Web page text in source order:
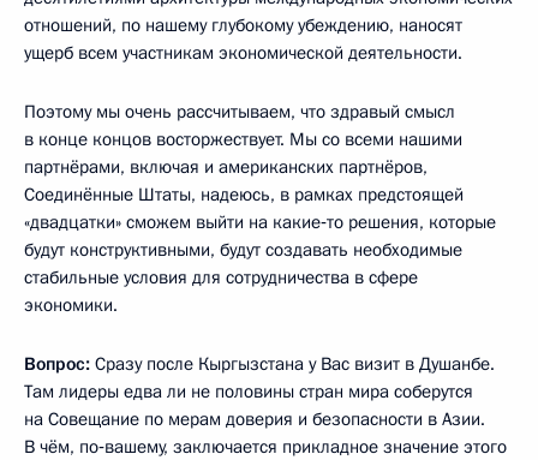
отношений, по нашему глубокому убеждению, наносят
ущерб всем участникам экономической деятельности.
Поэтому мы очень рассчитываем, что здравый смысл
в конце концов восторжествует. Мы со всеми нашими
партнёрами, включая и американских партнёров,
Соединённые Штаты, надеюсь, в рамках предстоящей
«двадцатки» сможем выйти на какие‑то решения, которые
будут конструктивными, будут создавать необходимые
стабильные условия для сотрудничества в сфере
экономики.
Вопрос: Сразу после Кыргызстана у Вас визит в Душанбе.
Там лидеры едва ли не половины стран мира соберутся
на Совещание по мерам доверия и безопасности в Азии.
В чём, по‑вашему, заключается прикладное значение этого